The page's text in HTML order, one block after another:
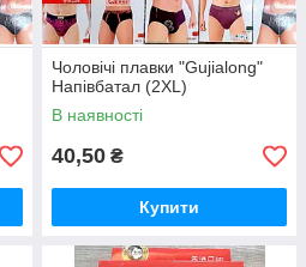
Чоловічі плавки "Gujialong"
Напівбатал (2XL)
В наявності
40,50 ₴
Купити